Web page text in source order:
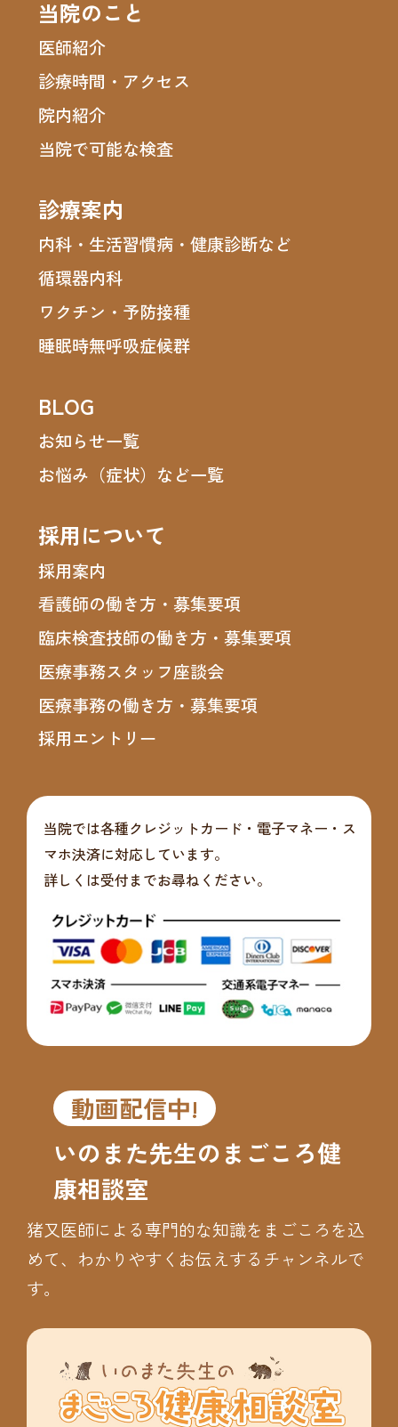
当院のこと
医師紹介
診療時間・アクセス
院内紹介
当院で可能な検査
診療案内
内科・生活習慣病・健康診断など
循環器内科
ワクチン・予防接種
睡眠時無呼吸症候群
BLOG
お知らせ一覧
お悩み（症状）など一覧
採用について
採用案内
看護師の働き方・募集要項
臨床検査技師の働き方・募集要項
医療事務スタッフ座談会
医療事務の働き方・募集要項
採用エントリー
当院では各種クレジットカード・電子マネー・ス
マホ決済に対応しています。
詳しくは受付までお尋ねください。
動画配信中!
いのまた先生のまごころ健
康相談室
猪又医師による専門的な知識をまごころを込
めて、わかりやすくお伝えするチャンネルで
す。